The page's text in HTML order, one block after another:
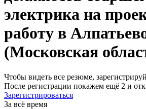
электрика на
работу в
(Московская
Чтобы видеть все резюме,
После регистрации покажем ещё 2 и
Зарегистрироваться
За всё время